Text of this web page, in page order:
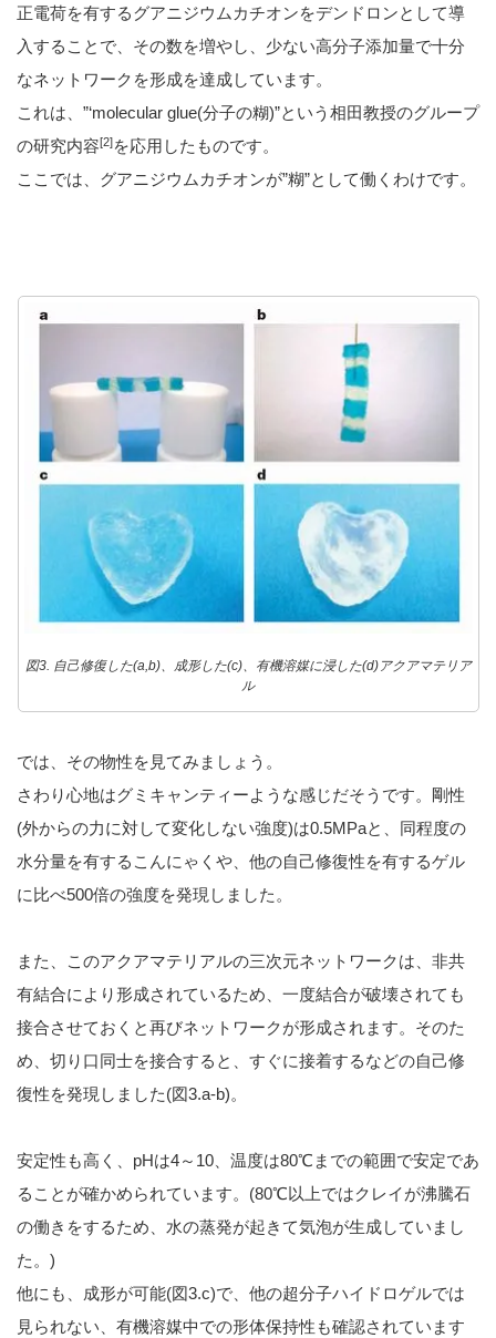
正電荷を有するグアニジウムカチオンをデンドロンとして導
入することで、その数を増やし、少ない高分子添加量で十分
なネットワークを形成を達成しています。
これは、”‘molecular glue(分子の糊)”という相田教授のグループ
の研究内容[2]を応用したものです。
ここでは、グアニジウムカチオンが”糊”として働くわけです。
図3. 自己修復した(a,b)、成形した(c)、有機溶媒に浸した(d)アクアマテリア
ル
では、その物性を見てみましょう。
さわり心地はグミキャンティーような感じだそうです。剛性
(外からの力に対して変化しない強度)は0.5MPaと、同程度の
水分量を有するこんにゃくや、他の自己修復性を有するゲル
に比べ500倍の強度を発現しました。
また、このアクアマテリアルの三次元ネットワークは、非共
有結合により形成されているため、一度結合が破壊されても
接合させておくと再びネットワークが形成されます。そのた
め、切り口同士を接合すると、すぐに接着するなどの自己修
復性を発現しました(図3.a-b)。
安定性も高く、pHは4～10、温度は80℃までの範囲で安定であ
ることが確かめられています。(80℃以上ではクレイが沸騰石
の働きをするため、水の蒸発が起きて気泡が生成していまし
た。)
他にも、成形が可能(図3.c)で、他の超分子ハイドロゲルでは
見られない、有機溶媒中での形体保持性も確認されています